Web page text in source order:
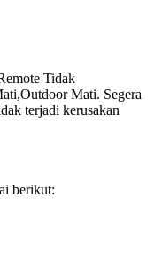
Tidak
Mati. Segera
terjadi kerusakan
berikut: